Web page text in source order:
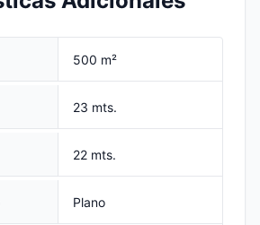
500 m²
23 mts.
22 mts.
Plano